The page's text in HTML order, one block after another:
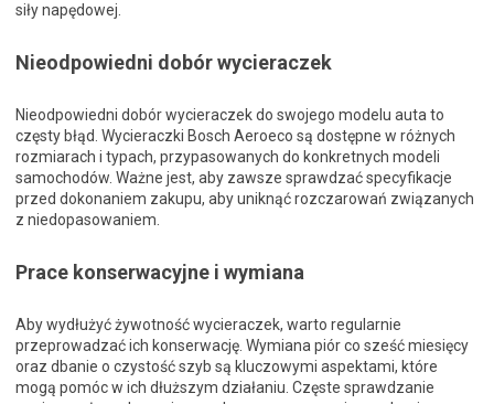
siły napędowej.
Nieodpowiedni dobór wycieraczek
Nieodpowiedni dobór wycieraczek do swojego modelu auta to
częsty błąd. Wycieraczki Bosch Aeroeco są dostępne w różnych
rozmiarach i typach, przypasowanych do konkretnych modeli
samochodów. Ważne jest, aby zawsze sprawdzać specyfikacje
przed dokonaniem zakupu, aby uniknąć rozczarowań związanych
z niedopasowaniem.
Prace konserwacyjne i wymiana
Aby wydłużyć żywotność wycieraczek, warto regularnie
przeprowadzać ich konserwację. Wymiana piór co sześć miesięcy
oraz dbanie o czystość szyb są kluczowymi aspektami, które
mogą pomóc w ich dłuższym działaniu. Częste sprawdzanie